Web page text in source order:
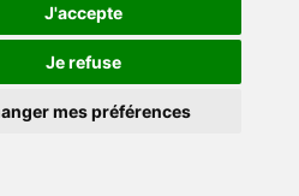
J'accepte
Je refuse
mes préférences
J'accepte
Je refuse
mes préférences